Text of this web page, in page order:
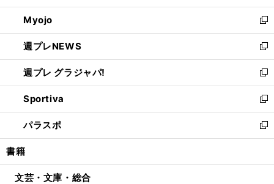
開
く
ウ
で
開
く
ン
ド
ウ
で
開
く
ウ
ィ
ン
ド
ウ
で
開
く
Myojo
新
し
い
ウ
ィ
ン
ド
ウ
で
開
週プレNEWS
新
し
い
ウ
ィ
ン
ド
ウ
開
週プレ グラジャパ!
新
し
い
ウ
ィ
ン
ウ
Sportiva
新
し
い
ウ
ン
パラスポ
新
し
ウ
書籍
文芸・文庫・総合